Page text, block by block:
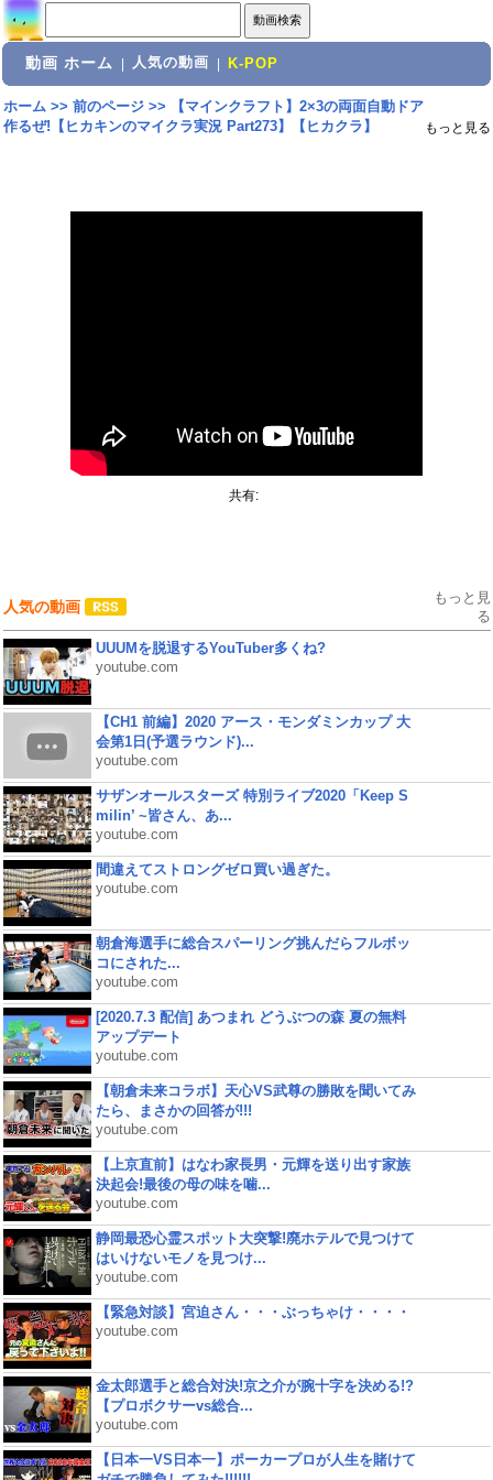
動画 ホーム 人気の動画 K-POP
ホーム>> 前のページ>>
【マインクラフト】2×3の両面自動ドア
作るぜ!【ヒカキンのマイクラ実況 Part273】【ヒカクラ】
もっと見る
共有:
人気の動画
もっと見
る
UUUMを脱退するYouTuber多くね?
youtube.com
【CH1 前編】2020 アース・モンダミンカップ 大
会第1日(予選ラウンド)...
youtube.com
サザンオールスターズ 特別ライブ2020「Keep S
milin’ ~皆さん、あ...
youtube.com
間違えてストロングゼロ買い過ぎた。
youtube.com
朝倉海選手に総合スパーリング挑んだらフルボッ
コにされた...
youtube.com
[2020.7.3 配信] あつまれ どうぶつの森 夏の無料
アップデート
youtube.com
【朝倉未来コラボ】天心VS武尊の勝敗を聞いてみ
たら、まさかの回答が!!!
youtube.com
【上京直前】はなわ家長男・元輝を送り出す家族
決起会!最後の母の味を噛...
youtube.com
静岡最恐心霊スポット大突撃!廃ホテルで見つけて
はいけないモノを見つけ...
youtube.com
【緊急対談】宮迫さん・・・ぶっちゃけ・・・・
youtube.com
金太郎選手と総合対決!京之介が腕十字を決める!?
【プロボクサーvs総合...
youtube.com
【日本一VS日本一】ポーカープロが人生を賭けて